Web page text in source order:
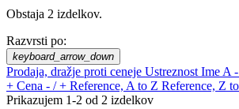
Obstaja 2 izdelkov.
Razvrsti po:
keyboard_arrow_down
Prodaja, dražje proti ceneje Ustreznost Ime A
+ Cena - / + Reference, A to Z Reference, Z
Prikazujem 1-2 od 2 izdelkov